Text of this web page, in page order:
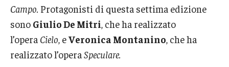
Campo. Protagonisti di questa settima edizione
sono Giulio De Mitri, che ha realizzato
l’opera Cielo, eVeronica Montanino, che ha
realizzato l’operaSpeculare.